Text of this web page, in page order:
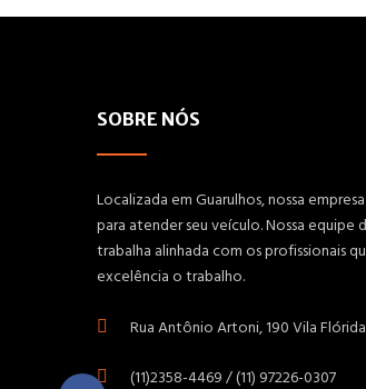
SOBRE NÓS
Localizada em Guarulhos, nossa
para atender seu veículo. Nossa
trabalha alinhada com os profissionais
excelência o trabalho.
Rua Antônio Artoni, 190 Vila
(11)2358-4469 / (11) 97226-0307